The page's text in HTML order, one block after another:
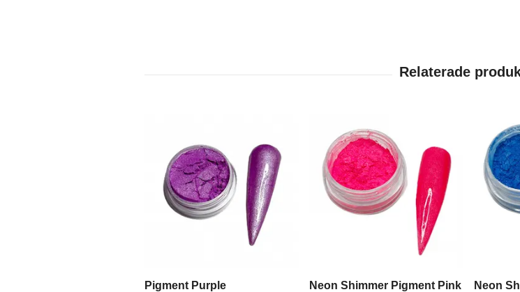
Pigment Purple Neon Shimmer Pigment Pink Neon